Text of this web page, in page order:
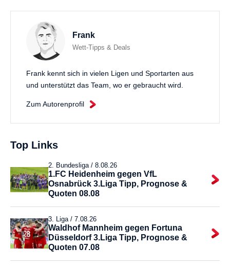
Frank
Wett-Tipps & Deals
Frank kennt sich in vielen Ligen und Sportarten aus
und unterstützt das Team, wo er gebraucht wird.
Zum Autorenprofil
Top Links
2. Bundesliga / 8.08.26
1.FC Heidenheim gegen VfL
Osnabrück 3.Liga Tipp, Prognose &
Quoten 08.08
3. Liga / 7.08.26
Waldhof Mannheim gegen Fortuna
Düsseldorf 3.Liga Tipp, Prognose &
Quoten 07.08